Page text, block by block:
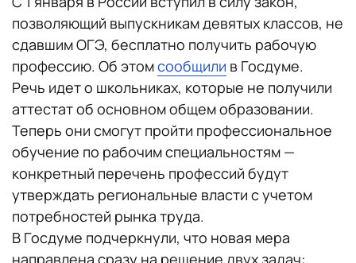
позволяющий выпускникам девятых классов, не
сдавшим ОГЭ, бесплатно получить рабочую
профессию. Об этомсообщили в Госдуме.
Речь идет о школьниках, которые не получили
аттестат об основном общем образовании.
Теперь они смогут пройти профессиональное
обучение по рабочим специальностям —
конкретный перечень профессий будут
утверждать региональные власти с учетом
потребностей рынка труда.
В Госдуме подчеркнули, что новая мера
направлена сразу на решение двух задач: